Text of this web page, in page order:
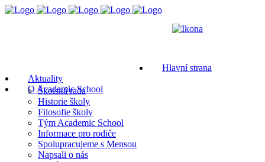
Hlavní strana
Aktuality
O Academic School
Školská rada
Historie školy
Filosofie školy
Tým Academic School
Informace pro rodiče
Spolupracujeme s Mensou
Napsali o nás